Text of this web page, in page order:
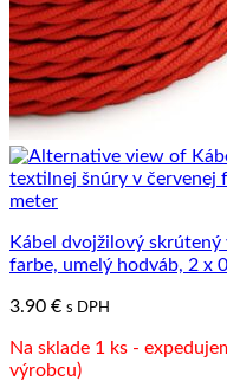
Kábel dvojžilový
farbe, umelý hodváb, 2 x
3.90 € s DPH
Na sklade 1 ks -
výrobcu)